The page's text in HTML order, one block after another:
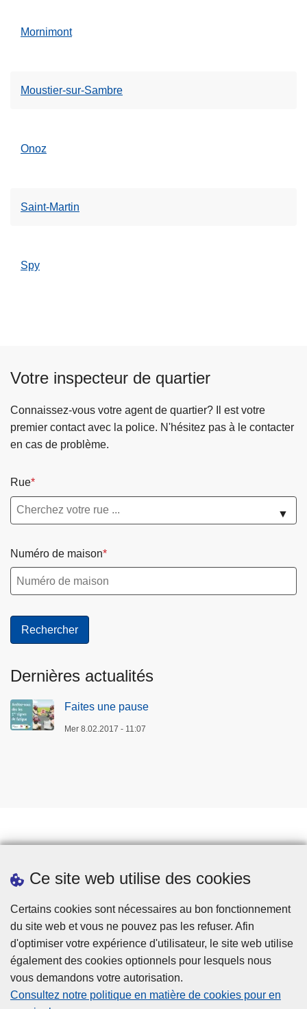
Ce site web utilise des cookies
Certains cookies sont nécessaires au bon fonctionnement
du site web et vous ne pouvez pas les refuser. Afin
d'optimiser votre expérience d'utilisateur, le site web utilise
également des cookies optionnels pour lesquels nous
vous demandons votre autorisation.
Consultez notre politique en matière de cookies pour en
Mornimont
Moustier-sur-Sambre
Onoz
Saint-Martin
Spy
Votre inspecteur de quartier
Connaissez-vous votre agent de quartier? Il est votre
premier contact avec la police. N'hésitez pas à le contacter
en cas de problème.
Rue
▼
Numéro de maison
Dernières actualités
Faites une pause
Mer 8.02.2017 - 11:07
Téléchargements
Presse